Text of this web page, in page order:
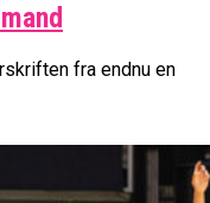
fra endnu en